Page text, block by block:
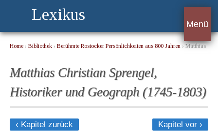
Lexikus
Menü
Home › Bibliothek › Berühmte Rostocker Persönlichkeiten aus 800 Jahren › Matthias
Matthias Christian Sprengel,
Historiker und Geograph (1745-1803)
‹ Kapitel zurück Kapitel vor ›